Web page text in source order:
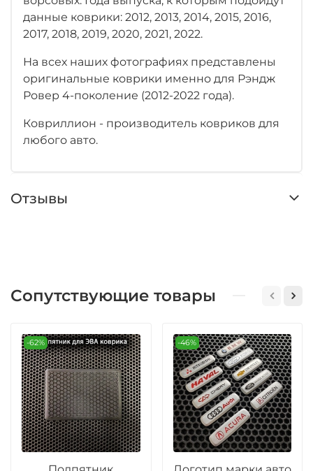
данные коврики: 2012, 2013, 2014, 2015, 2016,
2017, 2018, 2019, 2020, 2021, 2022.
На всех наших фотографиях представлены
оригинальные коврики именно для Рэндж
Ровер 4-поколение (2012-2022 года).
Ковриллион - производитель ковриков для
любого авто.
Отзывы
Сопутствующие товары
-62% -46%